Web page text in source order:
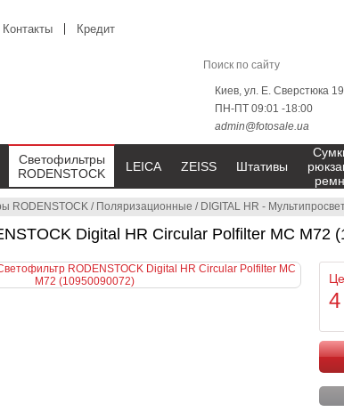
RODENSTOCK / Поляризационные / DIGITAL HR -
Digital HR Circular Polfilter MC M72
Контакты Кредит
Киев, ул. Е. Сверстюка
ПН-ПТ 09:01 -18:00
admin@fotosale.ua
Светофильтры
RODENSTOCK
LEICA ZEISS Штативы